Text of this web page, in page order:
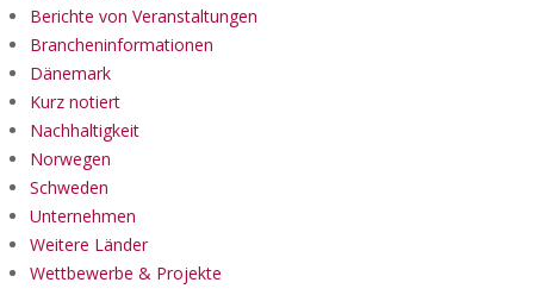
Berichte von Veranstaltungen
Brancheninformationen
Dänemark
Kurz notiert
Nachhaltigkeit
Norwegen
Schweden
Unternehmen
Weitere Länder
Wettbewerbe & Projekte